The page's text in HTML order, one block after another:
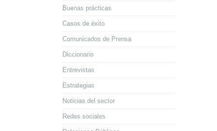
Buenas prácticas
Casos de éxito
Comunicados de Prensa
Diccionario
Entrevistas
Estrategias
Noticias del sector
Redes sociales